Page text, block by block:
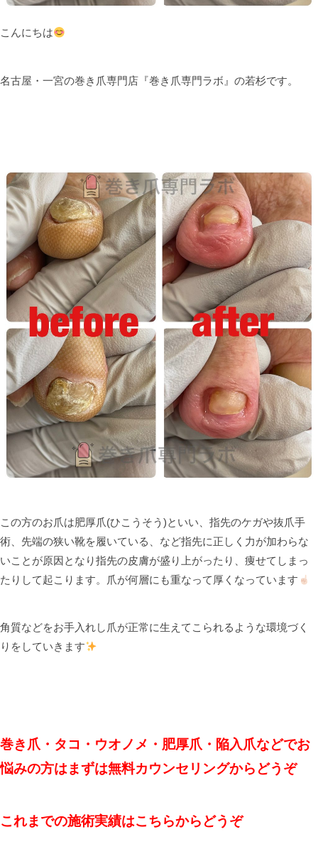
こんにちは
名古屋・一宮の巻き爪専門店『巻き爪専門ラボ』の若杉です。
この方のお爪は肥厚爪(ひこうそう )といい、指先のケガや抜爪手
術、先端の狭い靴を履いている、など指先に正しく力が加わらな
いことが原因となり指先の皮膚が盛り上がったり、痩せてしまっ
たりして起こります。爪が何層にも重なって厚くなっています
角質などをお手入れし爪が正常に生えてこられるような環境づく
りをしていきます
巻き爪・タコ・ウオノメ・肥厚爪・陥入爪などでお
悩みの方はまずは無料カウンセリングからどうぞ
これまでの施術実績はこちらからどうぞ